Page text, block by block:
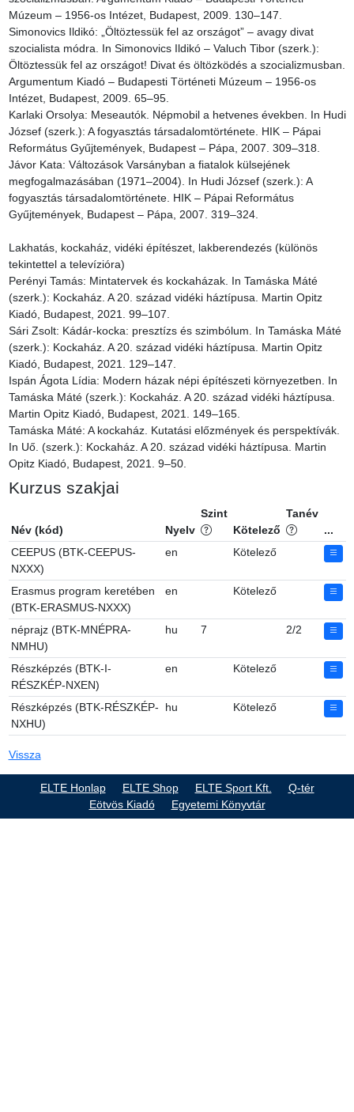
Múzeum – 1956-os Intézet, Budapest, 2009. 130–147.
Simonovics Ildikó: „Öltöztessük fel az országot” – avagy divat
szocialista módra. In Simonovics Ildikó – Valuch Tibor (szerk.):
Öltöztessük fel az országot! Divat és öltözködés a szocializmusban.
Argumentum Kiadó – Budapesti Történeti Múzeum – 1956-os
Intézet, Budapest, 2009. 65–95.
Karlaki Orsolya: Meseautók. Népmobil a hetvenes években. In Hudi
József (szerk.): A fogyasztás társadalomtörténete. HIK – Pápai
Református Gyűjtemények, Budapest – Pápa, 2007. 309–318.
Jávor Kata: Változások Varsányban a fiatalok külsejének
megfogalmazásában (1971–2004). In Hudi József (szerk.): A
fogyasztás társadalomtörténete. HIK – Pápai Református
Gyűjtemények, Budapest – Pápa, 2007. 319–324.
Lakhatás, kockaház, vidéki építészet, lakberendezés (különös
tekintettel a televízióra)
Perényi Tamás: Mintatervek és kockaházak. In Tamáska Máté
(szerk.): Kockaház. A 20. század vidéki háztípusa. Martin Opitz
Kiadó, Budapest, 2021. 99–107.
Sári Zsolt: Kádár-kocka: presztízs és szimbólum. In Tamáska Máté
(szerk.): Kockaház. A 20. század vidéki háztípusa. Martin Opitz
Kiadó, Budapest, 2021. 129–147.
Ispán Ágota Lídia: Modern házak népi építészeti környezetben. In
Tamáska Máté (szerk.): Kockaház. A 20. század vidéki háztípusa.
Martin Opitz Kiadó, Budapest, 2021. 149–165.
Tamáska Máté: A kockaház. Kutatási előzmények és perspektívák.
In Uő. (szerk.): Kockaház. A 20. század vidéki háztípusa. Martin
Opitz Kiadó, Budapest, 2021. 9–50.
Kurzus szakjai
Név (kód) Nyelv
Szint
Kötelező
Tanév
...
CEEPUS (BTK-CEEPUS-
NXXX)
en Kötelező
Erasmus program keretében
(BTK-ERASMUS-NXXX)
en Kötelező
néprajz (BTK-MNÉPRA-
NMHU)
hu 7 2/2
Részképzés (BTK-I-
RÉSZKÉP-NXEN)
en Kötelező
Részképzés (BTK-RÉSZKÉP-
NXHU)
hu Kötelező
Vissza
ELTE Honlap ELTE Shop ELTE Sport Kft.
Q-tér
Eötvös Kiadó
Egyetemi Könyvtár